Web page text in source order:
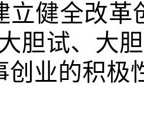
立健全改
胆试、大
创业的积极